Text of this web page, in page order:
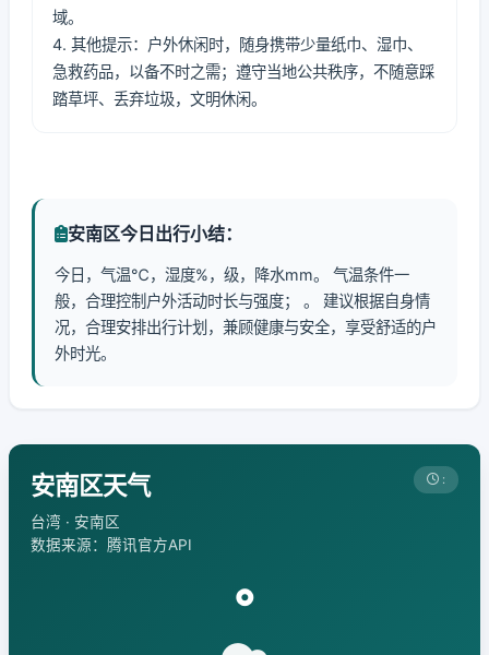
域。
4. 其他提示：户外休闲时，随身携带少量纸巾、湿巾、
急救药品，以备不时之需；遵守当地公共秩序，不随意踩
踏草坪、丢弃垃圾，文明休闲。
安南区今日出行小结：
今日，气温℃，湿度%，级，降水mm。 气温条件一
般，合理控制户外活动时长与强度； 。 建议根据自身情
况，合理安排出行计划，兼顾健康与安全，享受舒适的户
外时光。
安南区天气
台湾 · 安南区
数据来源：腾讯官方API
:
°